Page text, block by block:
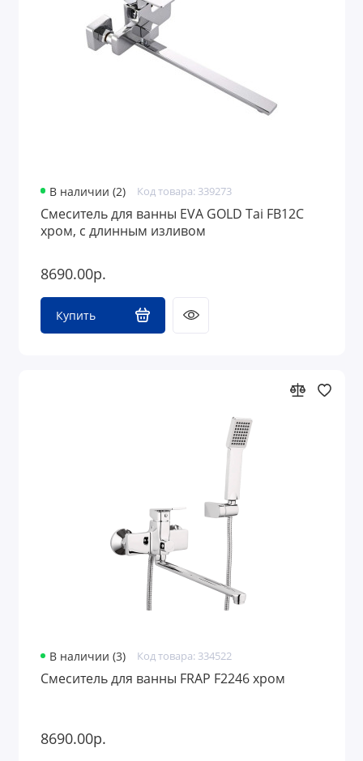
Аксессуары для ванной комнаты и туалета
Полотенцесушители
В наличии (2) Код товара: 339273
Смеситель для ванны EVA GOLD Tai FB12C
хром, с длинным изливом
8690.00р.
Купить
В наличии (3) Код товара: 334522
Смеситель для ванны FRAP F2246 хром
8690.00р.